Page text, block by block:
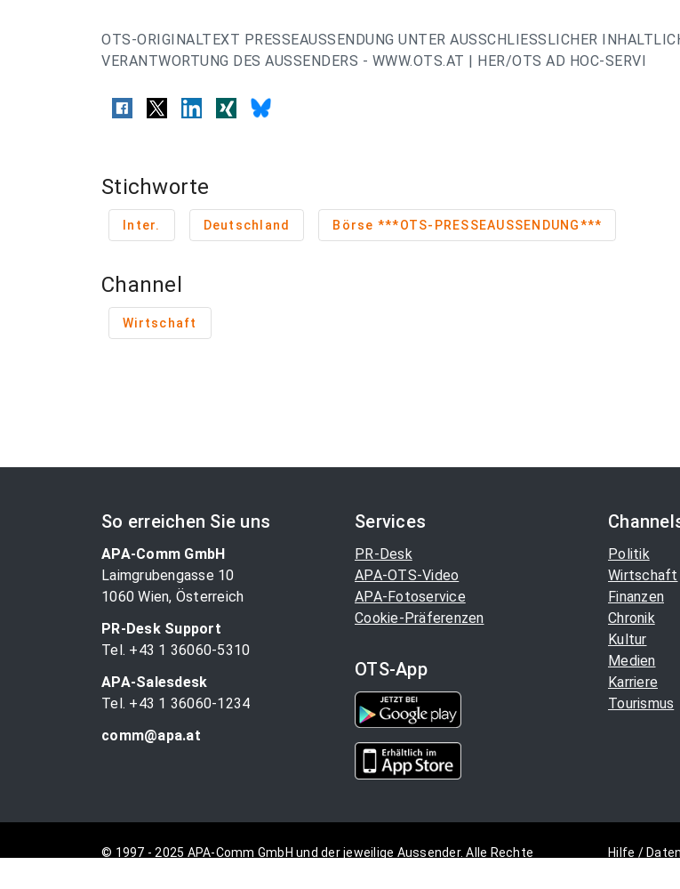
OTS-ORIGINALTEXT PRESSEAUSSENDUNG UNTER AUSSCHLIESSLICHER
VERANTWORTUNG DES AUSSENDERS - WWW.OTS.AT | HER/OTS AD HOC-SERVI
Stichworte
Inter. Deutschland Börse ***OTS-PRESSEAUSSENDUNG***
Channel
Wirtschaft
So erreichen Sie uns
APA-Comm GmbH
Laimgrubengasse 10
1060 Wien, Österreich
PR-Desk Support
Tel. +43 1 36060-5310
APA-Salesdesk
Tel. +43 1 36060-1234
comm@apa.at
Services
PR-Desk
APA-OTS-Video
APA-Fotoservice
Cookie-Präferenzen
OTS-App
Politik
Wirtschaft
Finanzen
Chronik
Kultur
Medien
Karriere
Tourismus
© 1997 - 2025 APA-Comm GmbH und der jeweilige Aussender. Alle Rechte
Hilfe /